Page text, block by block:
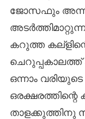
ജോസഫും
കറുത്ത
ഒന്നാം
ഒരക്ഷരത്തിന്റെ